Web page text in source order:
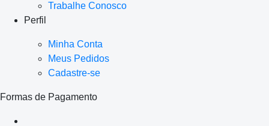
Trabalhe Conosco
Perfil
Minha Conta
Meus Pedidos
Cadastre-se
Formas de Pagamento